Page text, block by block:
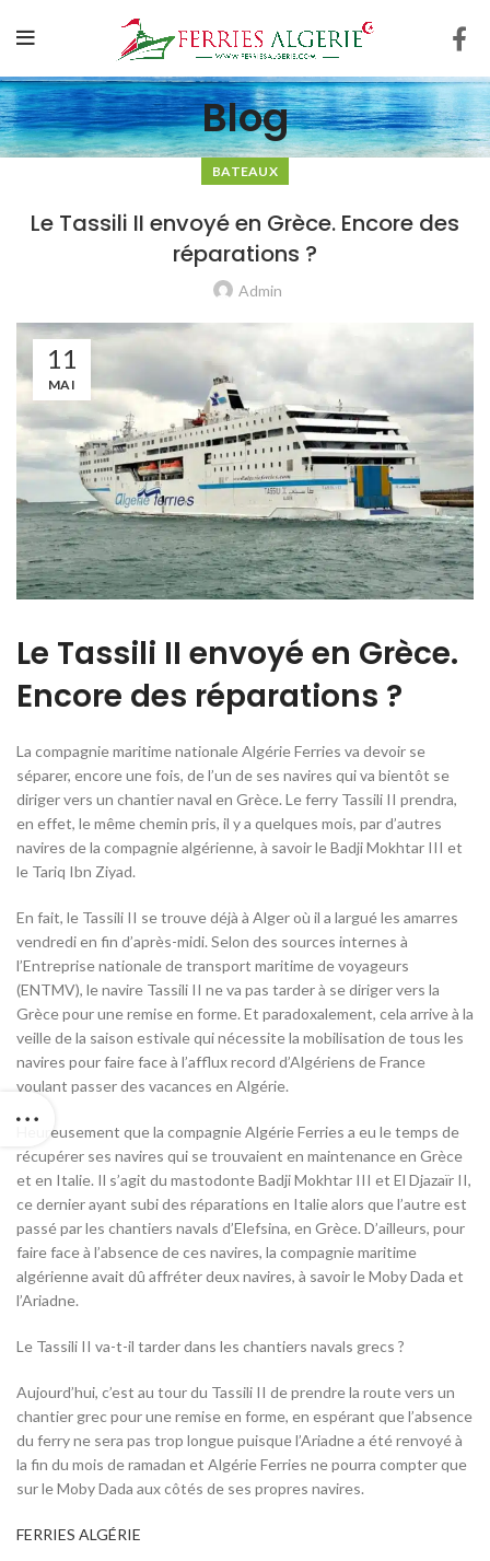
Blog
BATEAUX
Le Tassili II envoyé en Grèce. Encore des
réparations ?
Admin
11
MAI
Le Tassili II envoyé en Grèce.
Encore des réparations ?
La compagnie maritime nationale Algérie Ferries va devoir se
séparer, encore une fois, de l’un de ses navires qui va bientôt se
diriger vers un chantier naval en Grèce. Le ferry Tassili II prendra,
en effet, le même chemin pris, il y a quelques mois, par d’autres
navires de la compagnie algérienne, à savoir le Badji Mokhtar III et
le Tariq Ibn Ziyad.
En fait, le Tassili II se trouve déjà à Alger où il a largué les amarres
vendredi en fin d’après-midi. Selon des sources internes à
l’Entreprise nationale de transport maritime de voyageurs
(ENTMV), le navire Tassili II ne va pas tarder à se diriger vers la
Grèce pour une remise en forme. Et paradoxalement, cela arrive à la
veille de la saison estivale qui nécessite la mobilisation de tous les
navires pour faire face à l’afflux record d’Algériens de France
voulant passer des vacances en Algérie.
Heureusement que la compagnie Algérie Ferries a eu le temps de
récupérer ses navires qui se trouvaient en maintenance en Grèce
et en Italie. Il s’agit du mastodonte Badji Mokhtar III et El Djazaïr II,
ce dernier ayant subi des réparations en Italie alors que l’autre est
passé par les chantiers navals d’Elefsina, en Grèce. D’ailleurs, pour
faire face à l’absence de ces navires, la compagnie maritime
algérienne avait dû affréter deux navires, à savoir le Moby Dada et
l’Ariadne.
Le Tassili II va-t-il tarder dans les chantiers navals grecs ?
Aujourd’hui, c’est au tour du Tassili II de prendre la route vers un
chantier grec pour une remise en forme, en espérant que l’absence
du ferry ne sera pas trop longue puisque l’Ariadne a été renvoyé à
la fin du mois de ramadan et Algérie Ferries ne pourra compter que
sur le Moby Dada aux côtés de ses propres navires.
FERRIES ALGÉRIE